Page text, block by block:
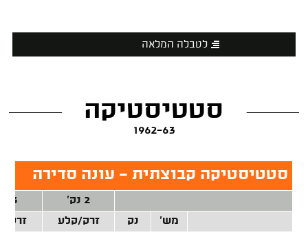
לטבלה המלאה
סטטיסטיקה
1962-63
סטטיסטיקה קבוצתית - עונה סדירה
2 נק'
3 נק'
מש'
נק זרק/קלע זרק/